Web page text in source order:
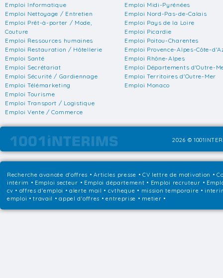
Emploi Informatique
Emploi Nettoyage / Entretien
Emploi Prêt-à-porter / Mode,
Couture
Emploi Ressources humaines
Emploi Restauration / Hôtellerie
Emploi Santé
Emploi Secrétariat
Emploi Sécurité / Gardiennage
Emploi Télémarketing
Emploi Tourisme
Emploi Transport / Logistique
Emploi Vente / Commerce
Emploi Midi-Pyrénées
Emploi Nord-Pas-de-Calais
Emploi Pays de la Loire
Emploi Picardie
Emploi Poitou-Charentes
Emploi Provence-Alpes-Côte-
Emploi Rhône-Alpes
Emploi Départements d'Outre-
Emploi Territoires d'Outre-Mer
Emploi Monaco
2026 ©
Recherche avancée d'offres •Articles presse • CV lettre de motivation •
intérim • Emploi secteur • Emploi département • Emploi recruteur •
cv • offres d'emploi • alerte mail • cvtheque • mission temporaire •
emploi • travail • appel d'offres • entreprise • metier •